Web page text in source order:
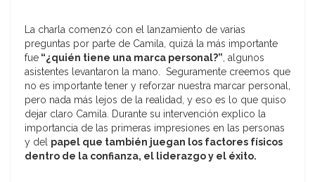
La charla comenzó con el lanzamiento de varias
preguntas por parte de Camila, quizá la más importante
fue “¿quién tiene una marca personal?”, algunos
asistentes levantaron la mano. Seguramente creemos que
no es importante tener y reforzar nuestra marcar personal,
pero nada más lejos de la realidad, y eso es lo que quiso
dejar claro Camila. Durante su intervención explico la
importancia de las primeras impresiones en las personas
y del papel que también juegan los factores físicos
dentro de la confianza, el liderazgo y el éxito.